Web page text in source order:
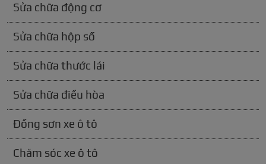
Sửa chữa động cơ
Sửa chữa hộp số
Sửa chữa thước lái
Sửa chữa điều hòa
Đồng sơn xe ô tô
Chăm sóc xe ô tô